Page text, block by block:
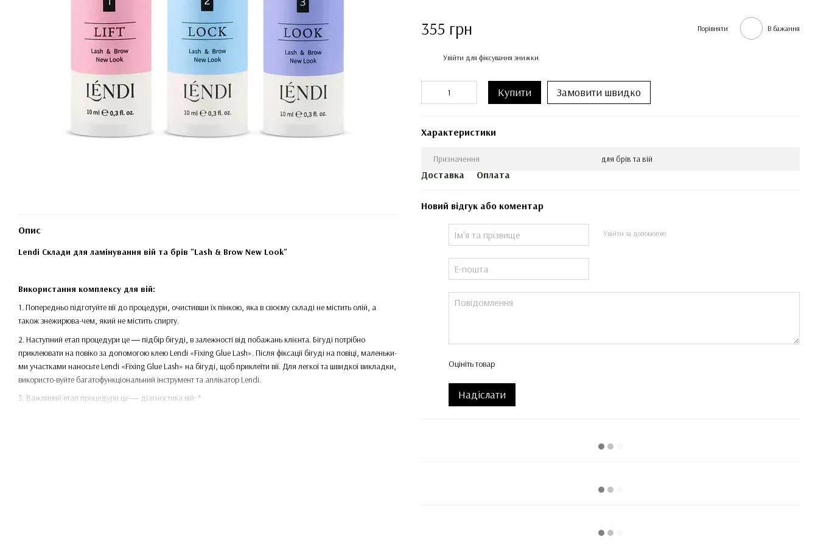
Опис
Lendi Склади для ламінування вій та брів "Lash & Brow New Look"
Використання комплексу для вій:
1. Попередньо підготуйте вії до процедури, очистивши їх пінкою, яка в своєму складі не містить олій, а
також знежирюва-чем, який не містить спирту.
2. Наступний етап процедури це ― підбір бігуді, в залежності від побажань клієнта. Бігуді потрібно
приклеювати на повіко за допомогою клею Lendi «Fixing Glue Lash». Після фіксації бігуді на повіці, маленьки-
ми участками наносьте Lendi «Fixing Glue Lash» на бігуді, щоб приклеїти вії. Для легкої та швидкої викладки,
використо-вуйте багатофункціональний інструмент та аплікатор Lendi.
3. Важливий етап процедури це ― діагностика вій: *
355 грн Порівняти В бажання
Увійти для фіксування знижки
Купити Замовити швидко
Характеристики
Призначення для брів та вій
Доставка Оплата
Новий відгук або коментар
Увійти за допомогою
Оцініть товар
Надіслати